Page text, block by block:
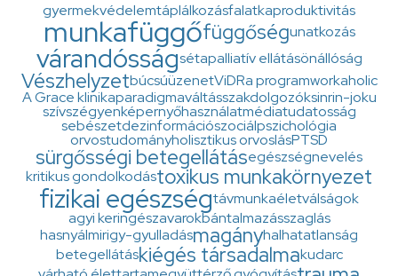
gyermekvédelemtáplálkozásfalatkaproduktivitás
munkafüggőfüggőségunatkozás
várandósságsétapalliatív ellátásönállóság
VészhelyzetbúcsúüzenetViDRa programworkaholic
A Grace klinikaparadigmaváltásszakdolgozóksinrin-joku
szívszégyenképernyőhasználatmédiatudatosság
sebészetdezinformációszociálpszichológia
orvostudományholisztikus orvoslásPTSD
sürgősségi betegellátásegészségnevelés
kritikus gondolkodástoxikus munkakörnyezet
fizikai egészségtávmunkaéletválságok
agyi keringészavarokbántalmazásszaglás
hasnyálmirigy-gyulladásmagányhalhatatlanság
betegellátáskiégés társadalmakudarc